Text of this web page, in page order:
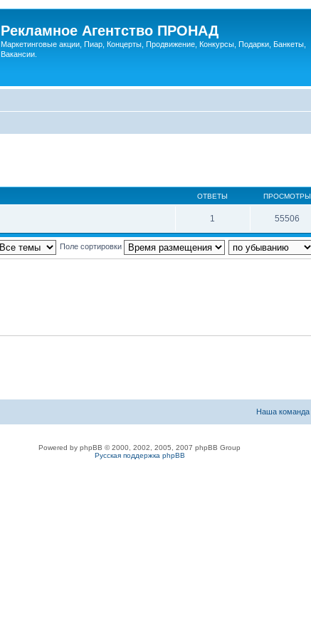
Рекламное Агентство ПРОНАД
Маркетинговые акции, Пиар, Концерты, Продвижение, Конкурсы, Подарки, Банкеты,
Вакансии.
ОТВЕТЫ ПРОСМОТРЫ
1 55506
Поле сортировки
Наша команда
Powered by phpBB © 2000, 2002, 2005, 2007 phpBB Group
Русская поддержка phpBB